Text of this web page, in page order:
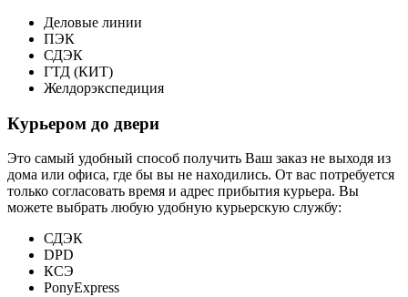
Деловые линии
ПЭК
СДЭК
ГТД (КИТ)
Желдорэкспедиция
Курьером до двери
Это самый удобный способ получить Ваш заказ не выходя из
дома или офиса, где бы вы не находились. От вас потребуется
только согласовать время и адрес прибытия курьера. Вы
можете выбрать любую удобную курьерскую службу:
СДЭК
DPD
КСЭ
PonyExpress